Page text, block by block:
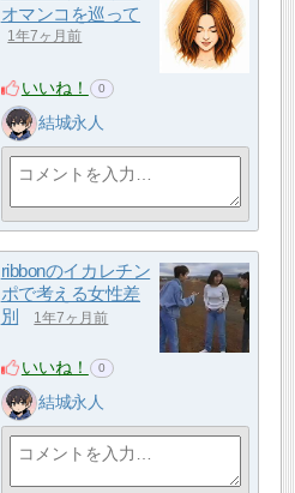
オマンコを巡って
1年7ヶ月前
いいね！ 0
結城永人
ribbonのイカレチン
ポで考える女性差
別
1年7ヶ月前
いいね！ 0
結城永人